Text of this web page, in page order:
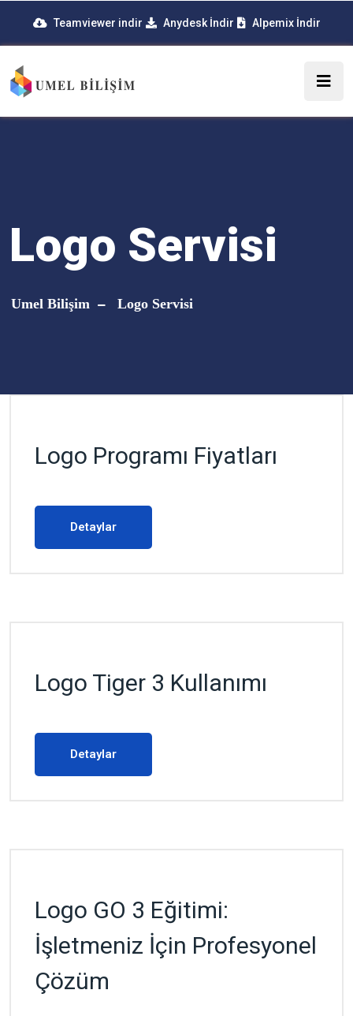
Teamviewer indir Anydesk İndir Alpemix İndir
Logo Servisi
Umel Bilişim Logo Servisi
Logo Programı Fiyatları
Detaylar
Logo Tiger 3 Kullanımı
Detaylar
Logo GO 3 Eğitimi:
İşletmeniz İçin Profesyonel
Çözüm